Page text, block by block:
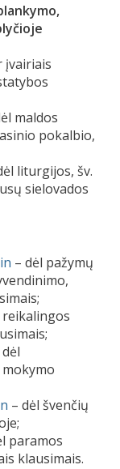
įvairiais
maldos
pokalbio,
liturgijos, šv.
sielovados
– dėl pažymų
reikalingos
– dėl švenčių
paramos
klausimais.